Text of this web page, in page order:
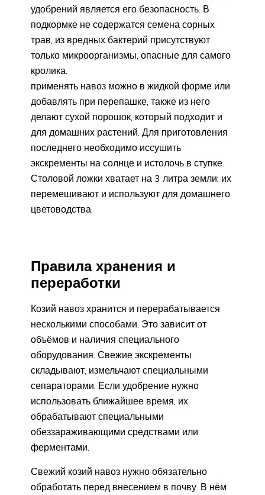
удобрений является его безопасность. В
подкормке не содержатся семена сорных
трав, из вредных бактерий присутствуют
только микроорганизмы, опасные для самого
кролика.
применять навоз можно в жидкой форме или
добавлять при перепашке, также из него
делают сухой порошок, который подходит и
для домашних растений. Для приготовления
последнего необходимо иссушить
экскременты на солнце и истолочь в ступке.
Столовой ложки хватает на 3 литра земли: их
перемешивают и используют для домашнего
цветоводства.
Правила хранения и
переработки
Козий навоз хранится и перерабатывается
несколькими способами. Это зависит от
объёмов и наличия специального
оборудования. Свежие экскременты
складывают, измельчают специальными
сепараторами. Если удобрение нужно
использовать ближайшее время, их
обрабатывают специальными
обеззараживающими средствами или
ферментами.
Свежий козий навоз нужно обязательно
обработать перед внесением в почву. В нём